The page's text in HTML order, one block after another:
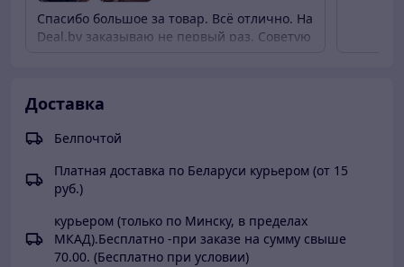
Спасибо большое за товар. Всё отлично. На
Deal.by заказываю не первый раз. Советую
Доставка
Белпочтой
Платная доставка по Беларуси курьером (от 15
руб.)
курьером (только по Минску, в пределах
МКАД).Бесплатно -при заказе на сумму свыше
70.00. (Бесплатно при условии)